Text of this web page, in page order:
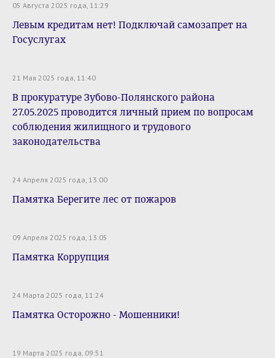
05 Августа 2025 года, 11:29
Левым кредитам нет! Подключай самозапрет на
Госуслугах
21 Мая 2025 года, 11:40
В прокуратуре Зубово-Полянского района
27.05.2025 проводится личный прием по вопросам
соблюдения жилищного и трудового
законодательства
24 Апреля 2025 года, 13:00
Памятка Берегите лес от пожаров
09 Апреля 2025 года, 13:05
Памятка Коррупция
24 Марта 2025 года, 11:24
Памятка Осторожно - Мошенники!
19 Марта 2025 года, 09:51